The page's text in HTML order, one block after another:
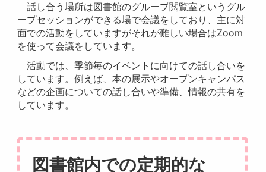
話し合う場所は図書館のグループ閲覧室というグル
ープセッションができる場で会議をしており、主に対
面での活動をしていますがそれが難しい場合はZoom
を使って会議をしています。
活動では、季節毎のイベントに向けての話し合いを
しています。例えば、本の展示やオープンキャンパス
などの企画についての話し合いや準備、情報の共有を
しています。
図書館内での定期的な